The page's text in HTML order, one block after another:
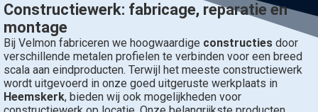
Constructiewerk: fabricage, reparatie en
montage
Bij Velmon fabriceren we hoogwaardige constructies door
verschillende metalen profielen te verbinden voor een breed
scala aan eindproducten. Terwijl het meeste constructiewerk
wordt uitgevoerd in onze goed uitgeruste werkplaats in
Heemskerk, bieden wij ook mogelijkheden voor